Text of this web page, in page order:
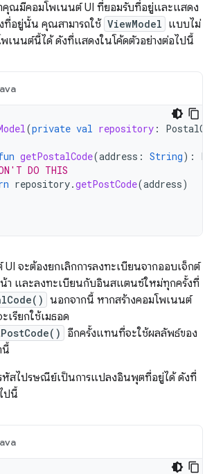
คุณมีคอมโพเนนต์ UI ที่ยอมรับที่อยู่และแสดง
อยู่นั้น คุณสามารถใช้ ViewModel แบบไม่
เนนต์นี้ได้ ดังที่แสดงในโค้ดตัวอย่างต่อไปนี้
(private val repository :
getPostalCode(address : String):
DO THIS
repository.getPostCode(address)
จะต้องยกเลิกการลงทะเบียนจากออบเจ็กต์
า และลงทะเบียนกับอินสแตนซ์ใหม่ทุกครั้งที่
นอกจากนี้ หากสร้างคอมโพเนนต์
เรียกใช้เมธอด
อีกครั้งแทนที่จะใช้ผลลัพธ์ของ
นี้
สไปรษณีย์เป็นการแปลงอินพุตที่อยู่ได้ ดังที่
ปนี้